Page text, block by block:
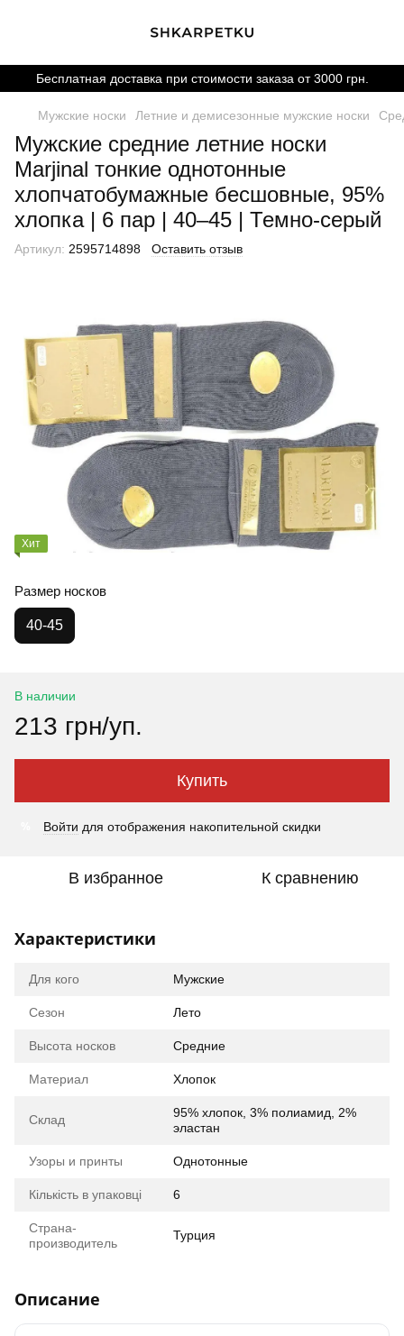
Бесплатная доставка при стоимости заказа от 3000 грн.
Мужские носки Летние и демисезонные мужские носки
Мужские средние летние носки
Marjinal тонкие однотонные
хлопчатобумажные бесшовные, 95%
хлопка | 6 пар | 40–45 | Темно-серый
Артикул: 2595714898 Оставить отзыв
Хит
Размер носков
40-45
В наличии
213 грн/уп.
Купить
Войти для отображения накопительной скидки
В избранное К сравнению
Характеристики
Для кого Мужские
Сезон Лето
Высота носков Средние
Материал Хлопок
Склад
95% хлопок, 3% полиамид, 2%
эластан
Узоры и принты Однотонные
Кількість в упаковці 6
Страна-
производитель
Турция
Описание